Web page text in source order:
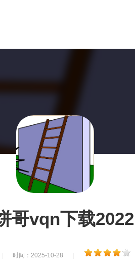
哥vqn下载2022
时间：2025-10-28